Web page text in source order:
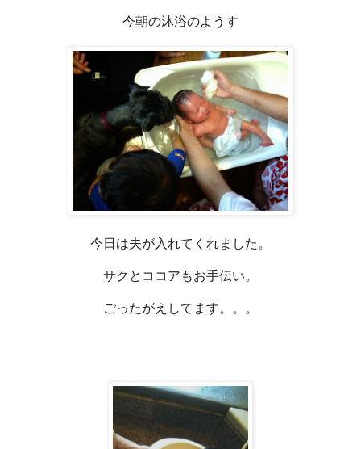
今朝の沐浴のようす
今日は夫が入れてくれました。
サクとココアもお手伝い。
ごったがえしてます。。。